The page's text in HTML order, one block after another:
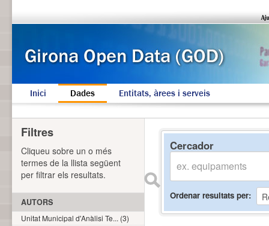
Inici Dades Entitats, àrees i serveis
Cercador
Ordenar resultats per
Filtres
Cliqueu sobre un o més
termes de la llista següent
per filtrar els resultats.
AUTORS
Unitat Municipal d'Anàlisi Te... (3)